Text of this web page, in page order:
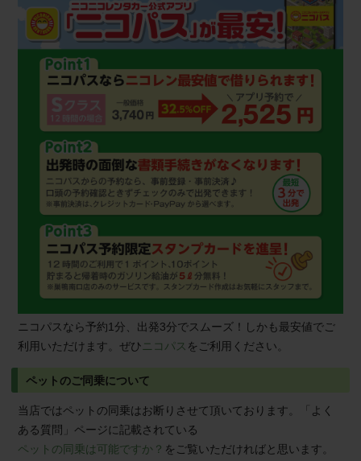
ニコパスなら予約1分、出発3分でスムーズ！しかも最安値でご
利用いただけます。ぜひ ニコパス をご利用ください。
ペットのご同乗について
当店ではペットの同乗はお断りさせて頂いております。「よく
ある質問」ページに記載されている
ペットの同乗は可能ですか？ をご覧いただければと思います。